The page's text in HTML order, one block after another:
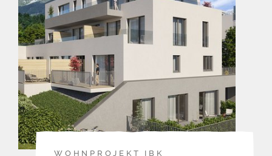
WOHNPROJEKT IBK